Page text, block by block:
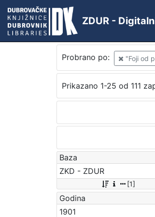
ZDUR -
Probrano po: "Foji od
Prikazano 1-25 od 111
Baza
ZKD - ZDUR
[1]
Godina
1901